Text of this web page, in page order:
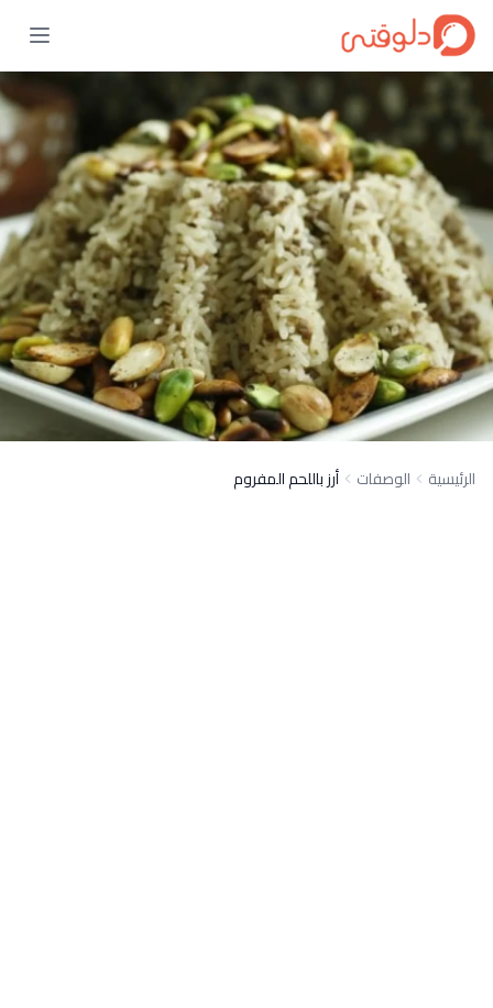
الرئيسية الوصفات أرز باللحم المفروم